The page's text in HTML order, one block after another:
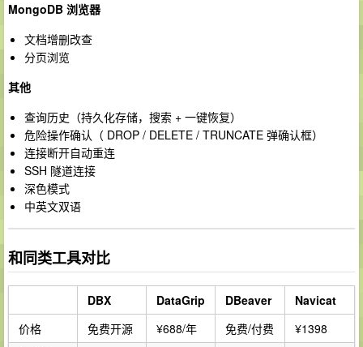
MongoDB 浏览器
文档增删改查
分页浏览
其他
查询历史（持久化存储，搜索 + 一键恢复）
危险操作确认（ DROP / DELETE / TRUNCATE 弹确认框）
连接断开自动重连
SSH 隧道连接
深色模式
中英文双语
和同类工具对比
DBX DataGrip DBeaver
Navicat
价格
免费开源 ¥688/年 免费/付费
¥1398